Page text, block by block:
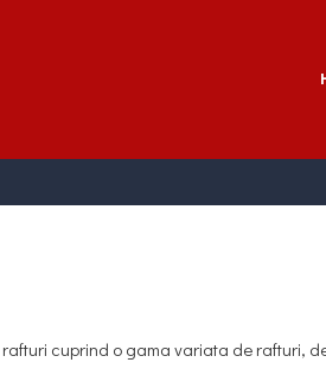
cuprind o gama variata de rafturi,